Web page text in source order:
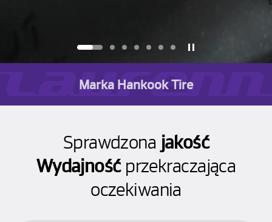
Marka Hankook Tire
Sprawdzona jakość
Wydajnośćprzekraczająca
oczekiwania